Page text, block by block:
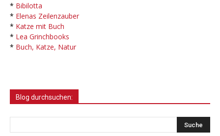
* Bibilotta
* Elenas Zeilenzauber
* Katze mit Buch
* Lea Grinchbooks
* Buch, Katze, Natur
Blog durchsuchen: